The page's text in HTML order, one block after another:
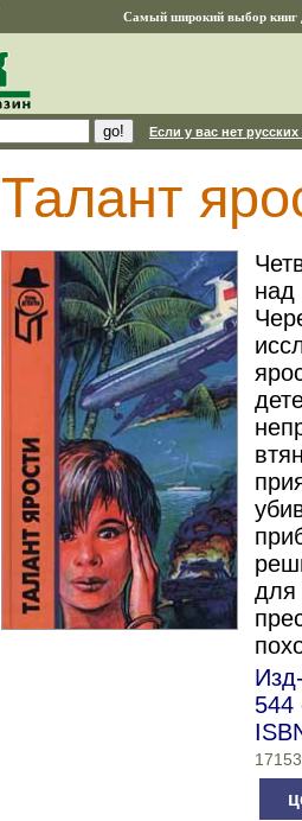
Самый широкий выбор книг
Если у вас нет
Талант
над
для
544
17153